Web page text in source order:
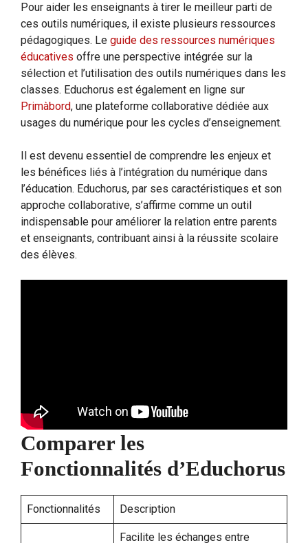
Pour aider les enseignants à tirer le meilleur parti de
ces outils numériques, il existe plusieurs ressources
pédagogiques. Le guide des ressources numériques
éducatives offre une perspective intégrée sur la
sélection et l’utilisation des outils numériques dans les
classes. Educhorus est également en ligne sur
Primàbord, une plateforme collaborative dédiée aux
usages du numérique pour les cycles d’enseignement.
Il est devenu essentiel de comprendre les enjeux et
les bénéfices liés à l’intégration du numérique dans
l’éducation. Educhorus, par ses caractéristiques et son
approche collaborative, s’affirme comme un outil
indispensable pour améliorer la relation entre parents
et enseignants, contribuant ainsi à la réussite scolaire
des élèves.
Comparer les
Fonctionnalités d’Educhorus
Fonctionnalités Description
Facilite les échanges entre